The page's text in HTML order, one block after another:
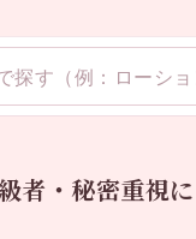
者・秘密重視